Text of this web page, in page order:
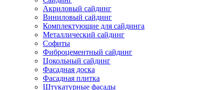
Акриловый сайдинг
Виниловый сайдинг
Комплектующие для сайдинга
Металлический сайдинг
Софиты
Фиброцементный сайдинг
Цокольный сайдинг
Фасадная доска
Фасадная плитка
Штукатурные фасады